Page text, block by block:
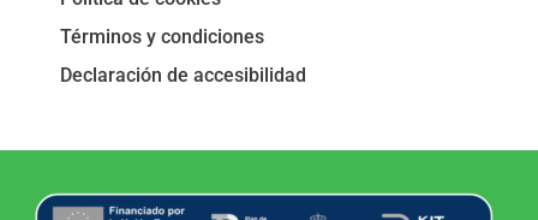
Términos y condiciones
Declaración de accesibilidad